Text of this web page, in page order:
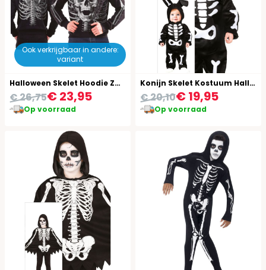
Ook verkrijgbaar in andere:
variant
Halloween Skelet Hoodie Zwart
€ 23,95
€ 26,75
Op voorraad
Konijn Skelet Kostuum Halloween Baby
€ 19,95
€ 20,10
Op voorraad